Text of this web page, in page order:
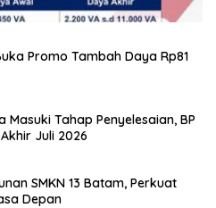
Promo Tambah Daya Rp81
Tahap Penyelesaian, BP
Juli 2026
SMKN 13 Batam, Perkuat
Depan